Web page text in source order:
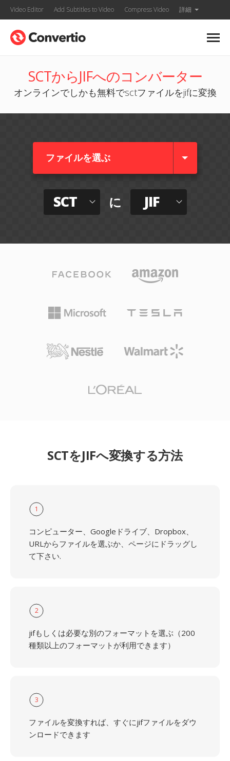
Video Editor Add Subtitles to Video Compress Video 詳細
SCTからJIFへのコンバーター
オンラインでしかも無料でsctファイルをjifに変換
ファイルを選ぶ
SCT に JIF
SCTをJIFへ変換する方法
1
コンピューター、Googleドライブ、Dropbox、
URLからファイルを選ぶか、ページにドラッグし
て下さい.
2
jifもしくは必要な別のフォーマットを選ぶ（200
種類以上のフォーマットが利用できます）
3
ファイルを変換すれば、すぐにjifファイルをダウ
ンロードできます